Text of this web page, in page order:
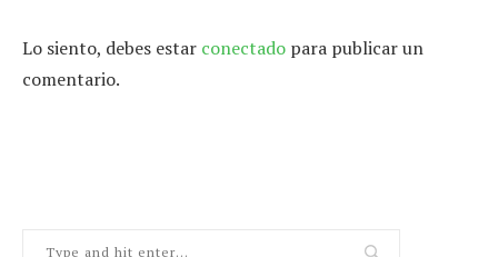
Lo siento, debes estar conectado para publicar un
comentario.